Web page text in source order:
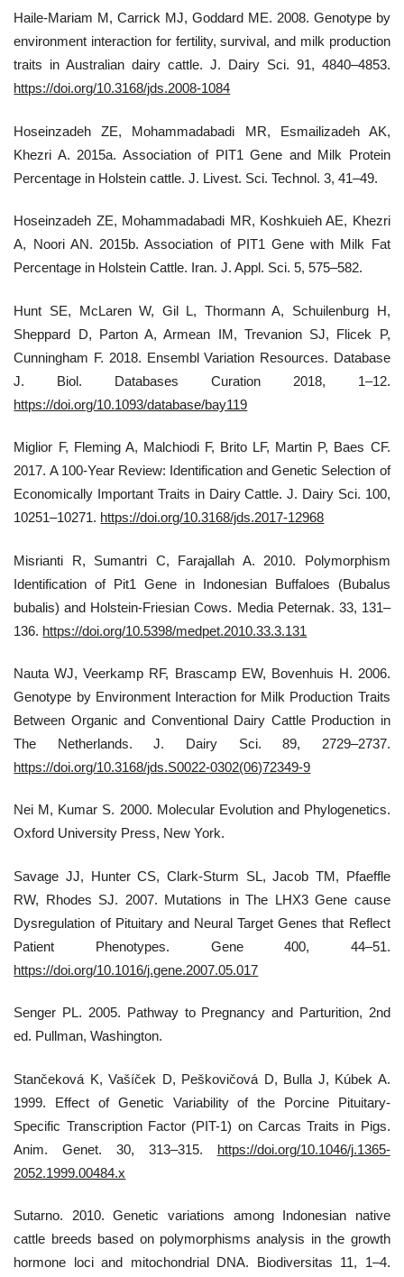
Haile-Mariam M, Carrick MJ, Goddard ME. 2008. Genotype by
environment interaction for fertility, survival, and milk production
traits in Australian dairy cattle. J. Dairy Sci. 91, 4840–4853.
https://doi.org/10.3168/jds.2008-1084
Hoseinzadeh ZE, Mohammadabadi MR, Esmailizadeh AK,
Khezri A. 2015a. Association of PIT1 Gene and Milk Protein
Percentage in Holstein cattle. J. Livest. Sci. Technol. 3, 41–49.
Hoseinzadeh ZE, Mohammadabadi MR, Koshkuieh AE, Khezri
A, Noori AN. 2015b. Association of PIT1 Gene with Milk Fat
Percentage in Holstein Cattle. Iran. J. Appl. Sci. 5, 575–582.
Hunt SE, McLaren W, Gil L, Thormann A, Schuilenburg H,
Sheppard D, Parton A, Armean IM, Trevanion SJ, Flicek P,
Cunningham F. 2018. Ensembl Variation Resources. Database
J. Biol. Databases Curation 2018, 1–12.
https://doi.org/10.1093/database/bay119
Miglior F, Fleming A, Malchiodi F, Brito LF, Martin P, Baes CF.
2017. A 100-Year Review: Identification and Genetic Selection of
Economically Important Traits in Dairy Cattle. J. Dairy Sci. 100,
10251–10271. https://doi.org/10.3168/jds.2017-12968
Misrianti R, Sumantri C, Farajallah A. 2010. Polymorphism
Identification of Pit1 Gene in Indonesian Buffaloes (Bubalus
bubalis) and Holstein-Friesian Cows. Media Peternak. 33, 131–
136. https://doi.org/10.5398/medpet.2010.33.3.131
Nauta WJ, Veerkamp RF, Brascamp EW, Bovenhuis H. 2006.
Genotype by Environment Interaction for Milk Production Traits
Between Organic and Conventional Dairy Cattle Production in
The Netherlands. J. Dairy Sci. 89, 2729–2737.
https://doi.org/10.3168/jds.S0022-0302(06)72349-9
Nei M, Kumar S. 2000. Molecular Evolution and Phylogenetics.
Oxford University Press, New York.
Savage JJ, Hunter CS, Clark-Sturm SL, Jacob TM, Pfaeffle
RW, Rhodes SJ. 2007. Mutations in The LHX3 Gene cause
Dysregulation of Pituitary and Neural Target Genes that Reflect
Patient Phenotypes. Gene 400, 44–51.
https://doi.org/10.1016/j.gene.2007.05.017
Senger PL. 2005. Pathway to Pregnancy and Parturition, 2nd
ed. Pullman, Washington.
Stančeková K, Vašíček D, Peškovičová D, Bulla J, Kúbek A.
1999. Effect of Genetic Variability of the Porcine Pituitary-
Specific Transcription Factor (PIT-1) on Carcas Traits in Pigs.
Anim. Genet. 30, 313–315. https://doi.org/10.1046/j.1365-
2052.1999.00484.x
Sutarno. 2010. Genetic variations among Indonesian native
cattle breeds based on polymorphisms analysis in the growth
hormone loci and mitochondrial DNA. Biodiversitas 11, 1–4.